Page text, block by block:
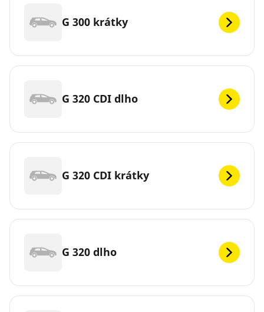
G 300 krátky
G 320 CDI dlho
G 320 CDI krátky
G 320 dlho